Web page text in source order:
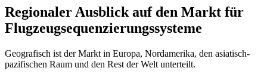
Regionaler Ausblick auf den Markt für
Flugzeugsequenzierungssysteme
Geografisch ist der Markt in Europa, Nordamerika, den asiatisch-
pazifischen Raum und den Rest der Welt unterteilt.